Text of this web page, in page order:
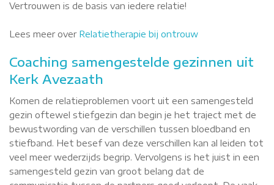
Vertrouwen is de basis van iedere relatie!
Lees meer over Relatietherapie bij ontrouw
Coaching samengestelde gezinnen uit
Kerk Avezaath
Komen de relatieproblemen voort uit een samengesteld
gezin oftewel stiefgezin dan begin je het traject met de
bewustwording van de verschillen tussen bloedband en
stiefband. Het besef van deze verschillen kan al leiden tot
veel meer wederzijds begrip. Vervolgens is het juist in een
samengesteld gezin van groot belang dat de